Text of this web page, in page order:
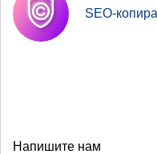
SEO-
Напишите нам